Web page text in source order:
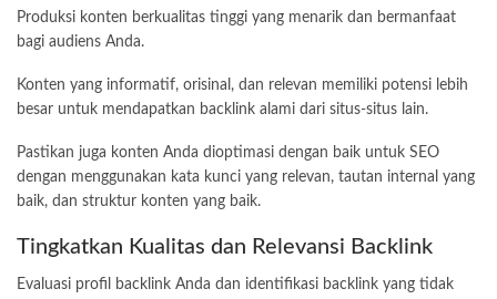
Produksi konten berkualitas tinggi yang menarik dan bermanfaat
bagi audiens Anda.
Konten yang informatif, orisinal, dan relevan memiliki potensi lebih
besar untuk mendapatkan backlink alami dari situs-situs lain.
Pastikan juga konten Anda dioptimasi dengan baik untuk SEO
dengan menggunakan kata kunci yang relevan, tautan internal yang
baik, dan struktur konten yang baik.
Tingkatkan Kualitas dan Relevansi Backlink
Evaluasi profil backlink Anda dan identifikasi backlink yang tidak